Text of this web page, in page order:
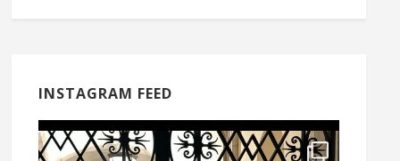
INSTAGRAM FEED